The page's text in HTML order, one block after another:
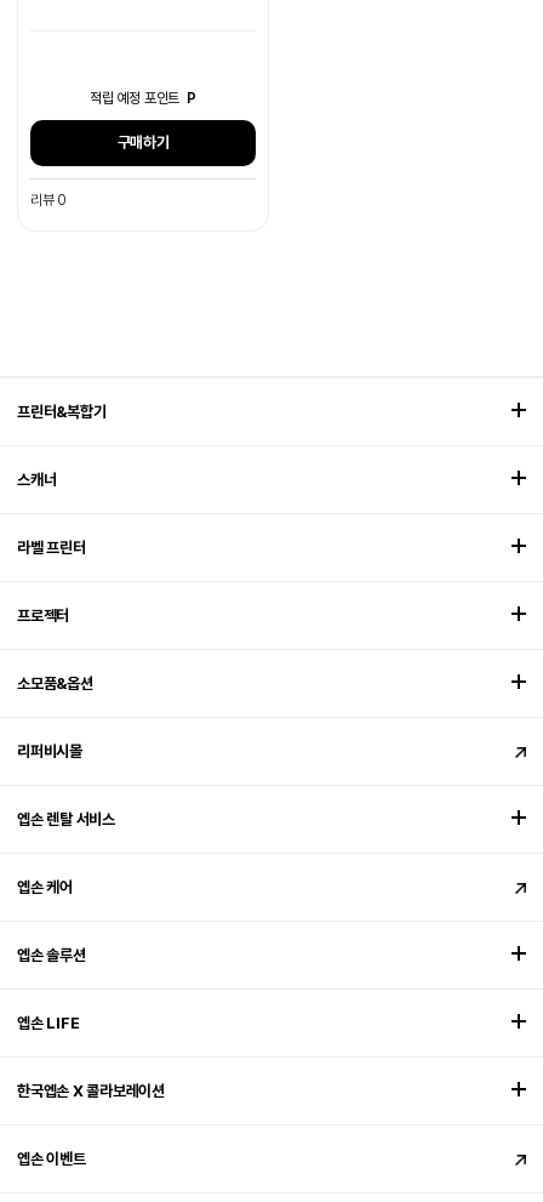
적립 예정 포인트 P
구매하기
리뷰 0
프린터&복합기
스캐너
라벨 프린터
프로젝터
소모품&옵션
리퍼비시몰
엡손 렌탈 서비스
엡손 케어
엡손 솔루션
엡손 LIFE
한국엡손 X 콜라보레이션
엡손 이벤트